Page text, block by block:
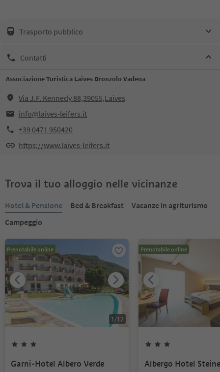
Trasporto pubblico
Contatti
Associazione Turistica Laives Bronzolo Vadena
Via J.F. Kennedy 88,39055,Laives
info@laives-leifers.it
+39 0471 950420
https://www.laives-leifers.it
Trova il tuo alloggio nelle vicinanze
Hotel & Pensione Bed & Breakfast
Vacanze in agriturismo
Campeggio
Prenotabile online
1/12
Garni-Hotel Albero Verde
Prenotabile online
Albergo Hotel